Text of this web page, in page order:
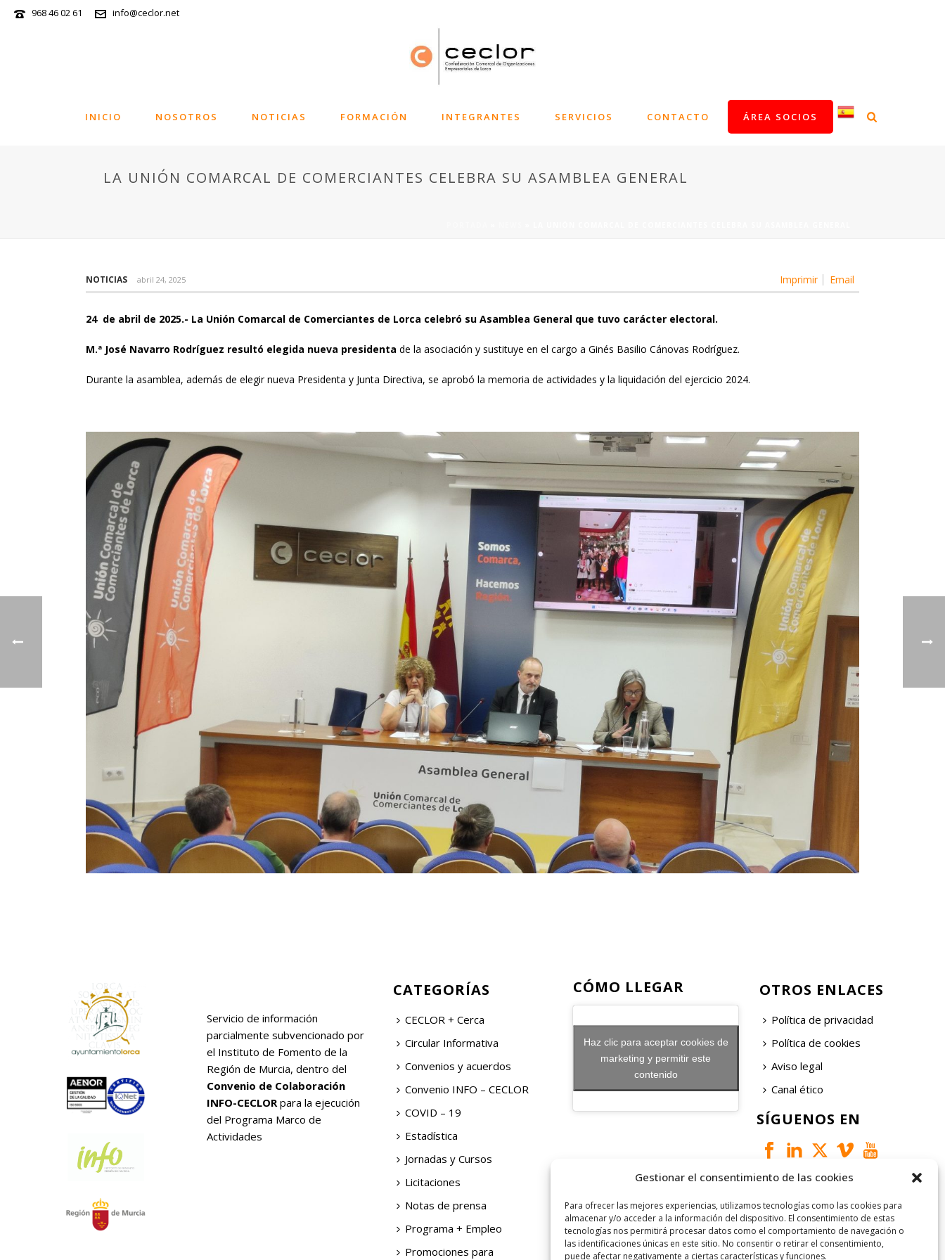
Gestionar el consentimiento de las cookies
Para ofrecer las mejores experiencias, utilizamos tecnologías como las cookies para
almacenar y/o acceder a la información del dispositivo. El consentimiento de estas
tecnologías nos permitirá procesar datos como el comportamiento de navegación o
las identificaciones únicas en este sitio. No consentir o retirar el consentimiento,
puede afectar negativamente a ciertas características y funciones.
968 46 02 61 info@ceclor.net
INICIO NOSOTROS NOTICIAS FORMACIÓN INTEGRANTES SERVICIOS CONTACTO ÁREA SOCIOS
LA UNIÓN COMARCAL DE COMERCIANTES CELEBRA SU ASAMBLEA GENERAL
Imprimir Email
NOTICIAS abril 24, 2025
24 de abril de 2025.- La Unión Comarcal de Comerciantes de Lorca celebró su Asamblea General que tuvo carácter electoral.
M.ª José Navarro Rodríguez resultó elegida nueva presidenta de la asociación y sustituye en el cargo a Ginés Basilio Cánovas Rodríguez.
Durante la asamblea, además de elegir nueva Presidenta y Junta Directiva, se aprobó la memoria de actividades y la liquidación del ejercicio 2024.
Servicio de información
parcialmente subvencionado por
el Instituto de Fomento de la
Región de Murcia, dentro del
Convenio de Colaboración
INFO-CECLOR para la ejecución
del Programa Marco de
Actividades
CATEGORÍAS
CECLOR + Cerca
Circular Informativa
Convenios y acuerdos
Convenio INFO – CECLOR
COVID – 19
Estadística
Jornadas y Cursos
Licitaciones
Notas de prensa
Programa + Empleo
Promociones para
CÓMO LLEGAR
Haz clic para aceptar cookies de
marketing y permitir este
contenido
OTROS ENLACES
Política de privacidad
Política de cookies
Aviso legal
Canal ético
SÍGUENOS EN